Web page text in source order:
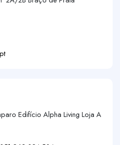
Edifício Alpha Living Loja A